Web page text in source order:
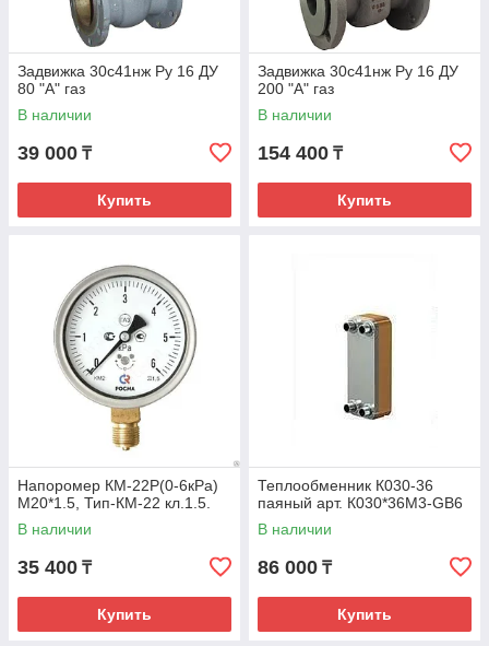
Задвижка 30с41нж Ру 16 ДУ
80 "А" газ
В наличии
39 000 ₸
Купить
Задвижка 30с41нж Ру 16 ДУ
200 "А" газ
В наличии
154 400 ₸
Купить
Напоромер КМ-22Р(0-6кРа)
М20*1.5, Тип-КМ-22 кл.1.5.
В наличии
35 400 ₸
Купить
Теплообменник К030-36
паяный арт. К030*36М3-GB6
В наличии
86 000 ₸
Купить